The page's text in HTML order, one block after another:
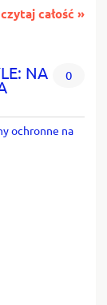
czytaj całość »
NA 0
ochronne na